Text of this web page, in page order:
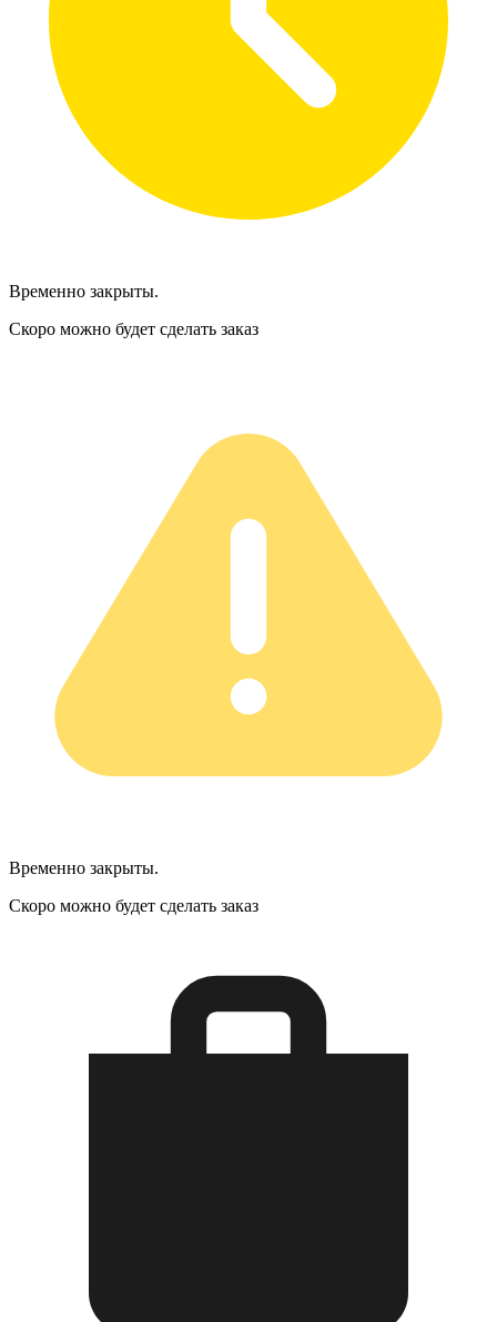
Временно закрыты.
Скоро можно будет сделать заказ
Временно закрыты.
Скоро можно будет сделать заказ